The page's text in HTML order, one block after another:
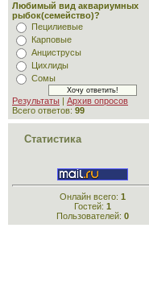
Любимый вид аквариумных
рыбок(семейство)?
Пецилиевые
Карповые
Анциструсы
Цихлиды
Сомы
Результаты | Архив опросов
Всего ответов: 99
Статистика
Онлайн всего: 1
Гостей: 1
Пользователей: 0